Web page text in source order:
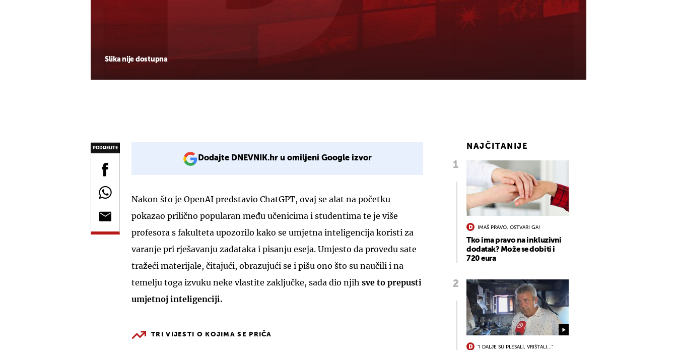
Slika nije dostupna
PODIJELITE
Dodajte DNEVNIK.hr u omiljeni Google izvor
Nakon što je OpenAI predstavio ChatGPT, ovaj se alat na početku
pokazao prilično popularan među učenicima i studentima te je više
profesora s fakulteta upozorilo kako se umjetna inteligencija koristi za
varanje pri rješavanju zadataka i pisanju eseja. Umjesto da provedu sate
tražeći materijale, čitajući, obrazujući se i pišu ono što su naučili i na
temelju toga izvuku neke vlastite zaključke, sada dio njih sve to prepusti
umjetnoj inteligenciji.
TRI VIJESTI O KOJIMA SE PRIČA
NAJČITANIJE
IMAŠ PRAVO, OSTVARI GA!
Tko ima pravo na inkluzivni
dodatak? Može se dobiti i
720 eura
"I DALJE SU PLESALI, VRIŠTALI..."